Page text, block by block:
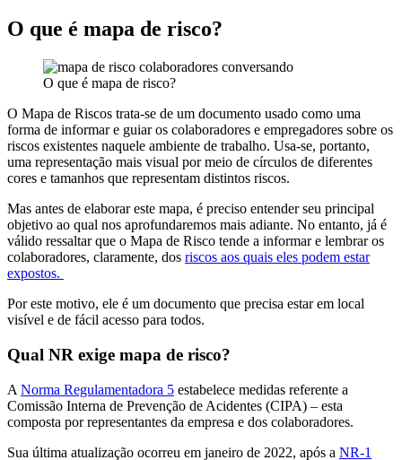
O que é mapa de risco?
O que é mapa de risco?
O Mapa de Riscos trata-se de um documento usado como uma
forma de informar e guiar os colaboradores e empregadores sobre os
riscos existentes naquele ambiente de trabalho. Usa-se, portanto,
uma representação mais visual por meio de círculos de diferentes
cores e tamanhos que representam distintos riscos.
Mas antes de elaborar este mapa, é preciso entender seu principal
objetivo ao qual nos aprofundaremos mais adiante. No entanto, já é
válido ressaltar que o Mapa de Risco tende a informar e lembrar os
colaboradores, claramente, dos riscos aos quais eles podem estar
expostos.
Por este motivo, ele é um documento que precisa estar em local
visível e de fácil acesso para todos.
Qual NR exige mapa de risco?
A Norma Regulamentadora 5 estabelece medidas referente a
Comissão Interna de Prevenção de Acidentes (CIPA) – esta
composta por representantes da empresa e dos colaboradores.
Sua última atualização ocorreu em janeiro de 2022, após a NR-1